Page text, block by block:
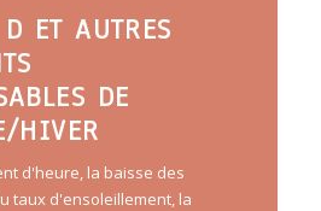
ET AUTRES
DE
HIVER
d'heure, la baisse des
taux d'ensoleillement, la